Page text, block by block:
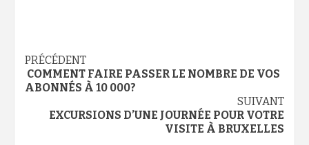
Navigation
d’article
PRÉCÉDENT
COMMENT FAIRE PASSER LE NOMBRE DE VOS
ABONNÉS À 10 000?
SUIVANT
EXCURSIONS D’UNE JOURNÉE POUR VOTRE
VISITE À BRUXELLES